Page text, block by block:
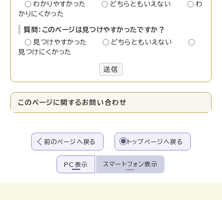
わかりやすかった
どちらともいえない
わ
かりにくかった
質問：このページは見つけやすかったですか？
見つけやすかった
どちらともいえない
見つけにくかった
送信
このページに関する お問い合わせ
前のページへ戻る トップページへ戻る
PC表示 スマートフォン表示